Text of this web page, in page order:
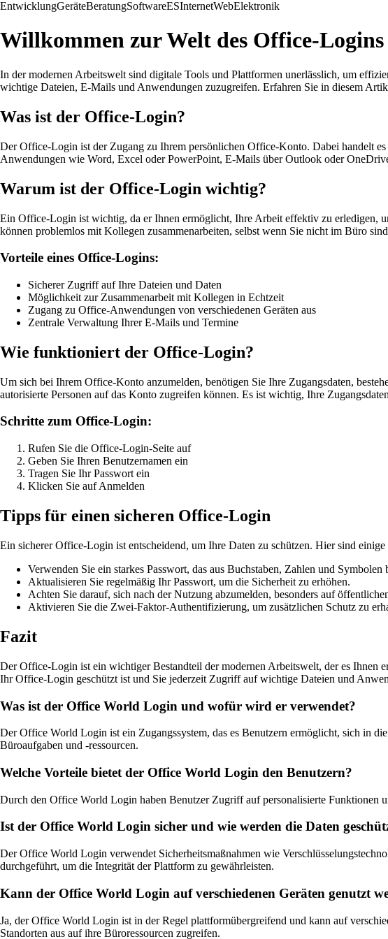
EntwicklungGeräteBeratungSoftwareESInternetWebElektronik
Willkommen zur Welt des Office-Logins
In der modernen Arbeitswelt sind digitale Tools und Plattformen unerlässlich, um
wichtige Dateien, E-Mails und Anwendungen zuzugreifen. Erfahren Sie in diesem
Was ist der Office-Login?
Der Office-Login ist der Zugang zu Ihrem persönlichen Office-Konto. Dabei handelt
Anwendungen wie Word, Excel oder PowerPoint, E-Mails über Outlook oder
Warum ist der Office-Login wichtig?
Ein Office-Login ist wichtig, da er Ihnen ermöglicht, Ihre Arbeit effektiv zu erledigen,
können problemlos mit Kollegen zusammenarbeiten, selbst wenn Sie nicht im Büro
Vorteile eines Office-Logins:
Sicherer Zugriff auf Ihre Dateien und Daten
Möglichkeit zur Zusammenarbeit mit Kollegen in Echtzeit
Zugang zu Office-Anwendungen von verschiedenen Geräten aus
Zentrale Verwaltung Ihrer E-Mails und Termine
Wie funktioniert der Office-Login?
Um sich bei Ihrem Office-Konto anzumelden, benötigen Sie Ihre Zugangsdaten,
autorisierte Personen auf das Konto zugreifen können. Es ist wichtig, Ihre
Schritte zum Office-Login:
Rufen Sie die Office-Login-Seite auf
Geben Sie Ihren Benutzernamen ein
Tragen Sie Ihr Passwort ein
Klicken Sie auf Anmelden
Tipps für einen sicheren Office-Login
Ein sicherer Office-Login ist entscheidend, um Ihre Daten zu schützen. Hier sind einige
Verwenden Sie ein starkes Passwort, das aus Buchstaben, Zahlen und Symbolen
Aktualisieren Sie regelmäßig Ihr Passwort, um die Sicherheit zu erhöhen.
Achten Sie darauf, sich nach der Nutzung abzumelden, besonders auf
Aktivieren Sie die Zwei-Faktor-Authentifizierung, um zusätzlichen Schutz zu
Fazit
Der Office-Login ist ein wichtiger Bestandteil der modernen Arbeitswelt, der es Ihnen
Ihr Office-Login geschützt ist und Sie jederzeit Zugriff auf wichtige Dateien und
Was ist der Office World Login und wofür wird er verwendet?
Der Office World Login ist ein Zugangssystem, das es Benutzern ermöglicht, sich in
Büroaufgaben und -ressourcen.
Welche Vorteile bietet der Office World Login den Benutzern?
Durch den Office World Login haben Benutzer Zugriff auf personalisierte Funktionen
Ist der Office World Login sicher und wie werden die Daten
Der Office World Login verwendet Sicherheitsmaßnahmen wie
durchgeführt, um die Integrität der Plattform zu gewährleisten.
Kann der Office World Login auf verschiedenen Geräten genutzt
Ja, der Office World Login ist in der Regel plattformübergreifend und kann auf
Standorten aus auf ihre Büroressourcen zugreifen.